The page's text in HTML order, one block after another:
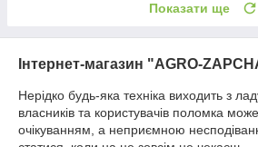
Показати ще
Інтернет-магазин "AGRO-
Нерідко будь-яка техніка виходить з
власників та користувачів поломка
очікуванням, а неприємною